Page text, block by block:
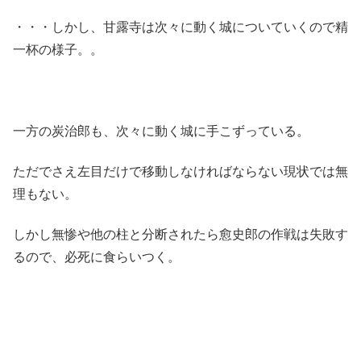
・・・しかし、甘露寺は次々に動く城についていくので精
一杯の様子。。
一方の炭治郎も、次々に動く城に手こずっている。
ただでさえ左目だけで移動しなければならない現状では無
理もない。
しかし無惨や他の柱と分断されたら愈史郎の作戦は失敗す
るので、必死に食らいつく。